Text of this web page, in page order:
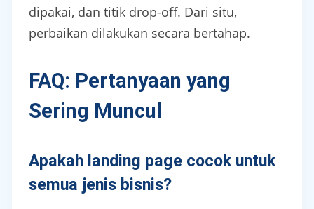
dipakai, dan titik drop-off. Dari situ,
perbaikan dilakukan secara bertahap.
FAQ: Pertanyaan yang
Sering Muncul
Apakah landing page cocok untuk
semua jenis bisnis?